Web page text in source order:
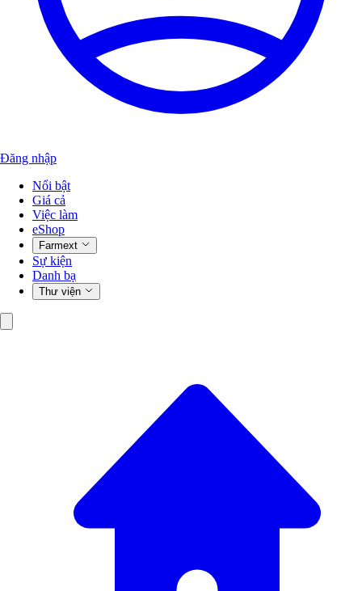
Đăng nhập
Nổi bật
Giá cả
Việc làm
eShop
Farmext
Sự kiện
Danh bạ
Thư viện